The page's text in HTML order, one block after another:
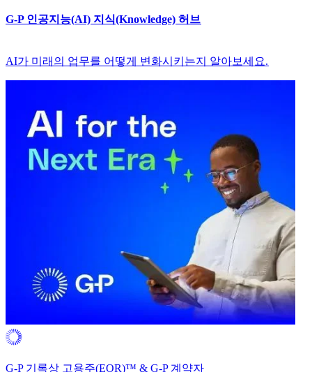
G-P 인공지능(AI) 지식(Knowledge) 허브​​
AI가 미래의 업무를 어떻게 변화시키는지 알아보세요.​​
G-P 기록상 고용주(EOR)™ & G-P 계약자​​